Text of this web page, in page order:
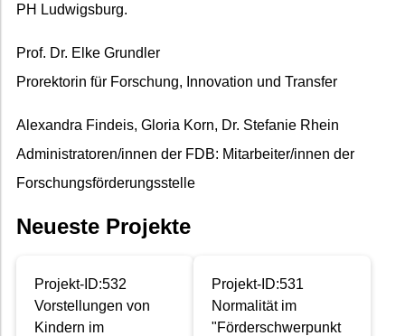
PH Ludwigsburg.
Prof. Dr. Elke Grundler
Prorektorin für Forschung, Innovation und Transfer
Alexandra Findeis, Gloria Korn, Dr. Stefanie Rhein
Administratoren/innen der FDB: Mitarbeiter/innen der
Forschungsförderungsstelle
Neueste Projekte
Projekt-ID:532
Vorstellungen von
Kindern im
Projekt-ID:531
Normalität im
"Förderschwerpunkt